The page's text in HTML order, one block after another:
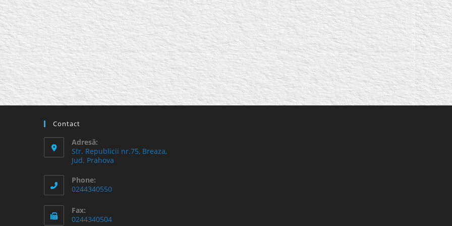
Contact
Adresă:
Str. Republicii nr.75, Breaza,
Jud. Prahova
Phone:
0244340550
Fax:
0244340504